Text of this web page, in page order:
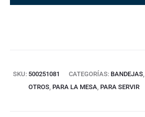
SKU: 500251081 CATEGORÍAS: BANDEJAS,
OTROS, PARA LA MESA, PARA SERVIR